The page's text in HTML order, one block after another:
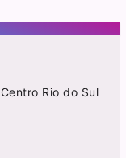
Rio do Sul